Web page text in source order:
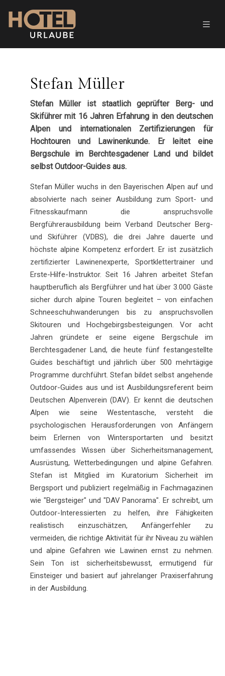
Stefan Müller
Stefan Müller ist staatlich geprüfter Berg- und
Skiführer mit 16 Jahren Erfahrung in den deutschen
Alpen und internationalen Zertifizierungen für
Hochtouren und Lawinenkunde. Er leitet eine
Bergschule im Berchtesgadener Land und bildet
selbst Outdoor-Guides aus.
Stefan Müller wuchs in den Bayerischen Alpen auf und
absolvierte nach seiner Ausbildung zum Sport- und
Fitnesskaufmann die anspruchsvolle
Bergführerausbildung beim Verband Deutscher Berg-
und Skiführer (VDBS), die drei Jahre dauerte und
höchste alpine Kompetenz erfordert. Er ist zusätzlich
zertifizierter Lawinenexperte, Sportklettertrainer und
Erste-Hilfe-Instruktor. Seit 16 Jahren arbeitet Stefan
hauptberuflich als Bergführer und hat über 3.000 Gäste
sicher durch alpine Touren begleitet – von einfachen
Schneeschuhwanderungen bis zu anspruchsvollen
Skitouren und Hochgebirgsbesteigungen. Vor acht
Jahren gründete er seine eigene Bergschule im
Berchtesgadener Land, die heute fünf festangestellte
Guides beschäftigt und jährlich über 500 mehrtägige
Programme durchführt. Stefan bildet selbst angehende
Outdoor-Guides aus und ist Ausbildungsreferent beim
Deutschen Alpenverein (DAV). Er kennt die deutschen
Alpen wie seine Westentasche, versteht die
psychologischen Herausforderungen von Anfängern
beim Erlernen von Wintersportarten und besitzt
umfassendes Wissen über Sicherheitsmanagement,
Ausrüstung, Wetterbedingungen und alpine Gefahren.
Stefan ist Mitglied im Kuratorium Sicherheit im
Bergsport und publiziert regelmäßig in Fachmagazinen
wie "Bergsteiger" und "DAV Panorama". Er schreibt, um
Outdoor-Interessierten zu helfen, ihre Fähigkeiten
realistisch einzuschätzen, Anfängerfehler zu
vermeiden, die richtige Aktivität für ihr Niveau zu wählen
und alpine Gefahren wie Lawinen ernst zu nehmen.
Sein Ton ist sicherheitsbewusst, ermutigend für
Einsteiger und basiert auf jahrelanger Praxiserfahrung
in der Ausbildung.